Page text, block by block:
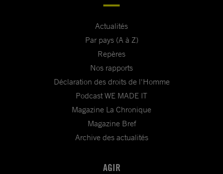
Actualités
Par pays (A à Z)
Repères
Nos rapports
Déclaration des droits de l'Homme
Podcast WE MADE IT
Magazine La Chronique
Magazine Bref
Archive des actualités
AGIR